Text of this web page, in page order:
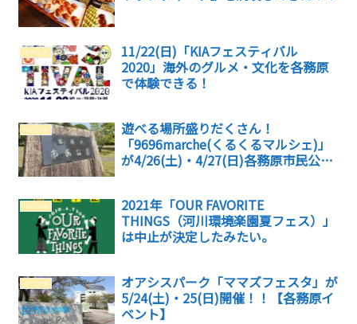
イベント
11/22(日)「KIAフェスティバル
2020」海外のグルメ・文化を各務原
で体験できる！
イベント
遊べる場所盛りだくさん！
「9696marche(くるくるマルシェ)」
が4/26(土)・4/27(日)各務原市民公園
イベント
2021年「OUR FAVORITE
THINGS（河川環境楽園夏フェス）」
は中止が決定したみたい。
イベント
オアシスパーク「ママズフェスタ」が
5/24(土)・25(日)開催！！【各務原イ
ベント】